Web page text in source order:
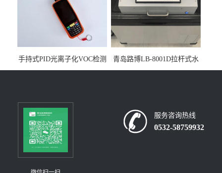
手持式PID光离子化VOC检测
仪（挥发性有机物设备）
青岛路博LB-8001D拉杆式水
质采样器
服务咨询热线
0532-58759932